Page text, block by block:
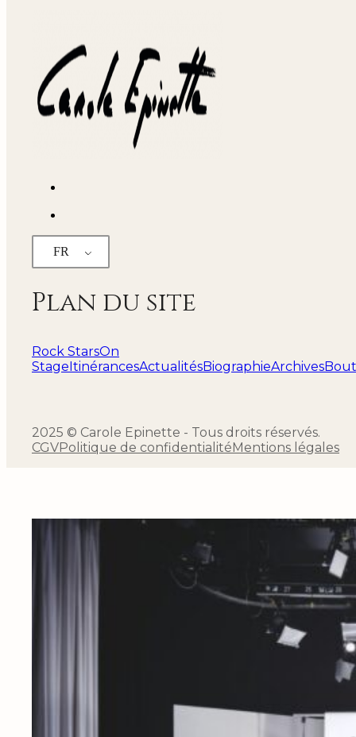
FR
Plan du site
Rock StarsOn
StageItinérancesActualitésBiographieArchives
2025 © Carole Epinette - Tous droits réservés.
CGVPolitique de confidentialitéMentions légales